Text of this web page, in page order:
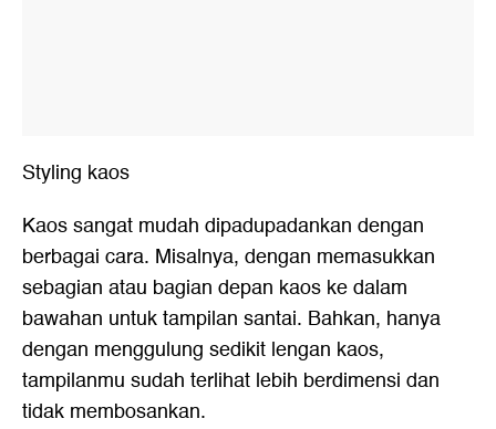
Styling kaos
Kaos sangat mudah dipadupadankan dengan
berbagai cara. Misalnya, dengan memasukkan
sebagian atau bagian depan kaos ke dalam
bawahan untuk tampilan santai. Bahkan, hanya
dengan menggulung sedikit lengan kaos,
tampilanmu sudah terlihat lebih berdimensi dan
tidak membosankan.